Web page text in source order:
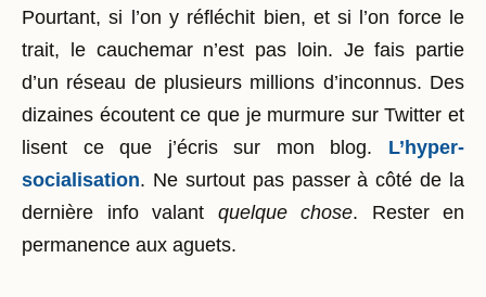
Pourtant, si l’on y réfléchit bien, et si l’on force le
trait, le cauchemar n’est pas loin. Je fais partie
d’un réseau de plusieurs millions d’inconnus. Des
dizaines écoutent ce que je murmure sur Twitter et
lisent ce que j’écris sur mon blog. L’hyper-
socialisation. Ne surtout pas passer à côté de la
dernière info valant quelque chose. Rester en
permanence aux aguets.